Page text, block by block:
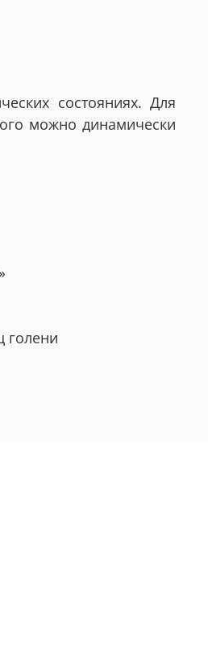
состояниях. Для
можно динамически
голени